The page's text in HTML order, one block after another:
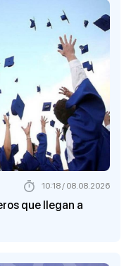
que llegan a
10:18 / 08.08.2026